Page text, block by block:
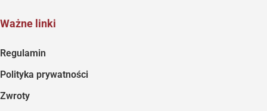
Ważne linki
Regulamin
Polityka prywatności
Zwroty